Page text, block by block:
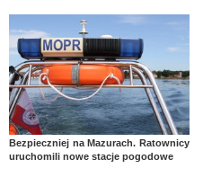
Bezpieczniej na Mazurach. Ratownicy
uruchomili nowe stacje pogodowe